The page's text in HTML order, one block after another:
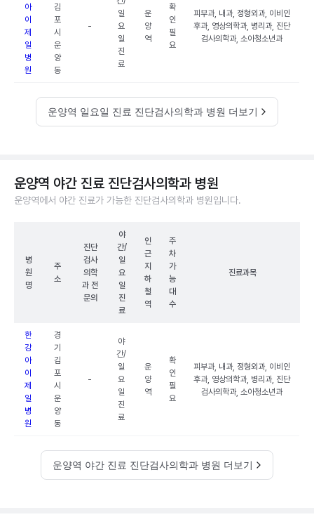
아
이
제
일
병
원
김
포
시
운
양
동
-
일
요
일
진
료
운
양
역
확
인
필
요
피부과, 내과, 정형외과, 이비인
후과, 영상의학과, 병리과, 진단
검사의학과, 소아청소년과
운양역 일요일 진료 진단검사의학과 병원 더보기
운양역 야간 진료 진단검사의학과 병원
운양역에서 야간 진료가 가능한 진단검사의학과 병원입니다.
병
원
명
주
소
진단
검사
의학
과 전
문의
야
간/
일
요
일
진
료
인
근
지
하
철
역
주
차
가
능
대
수
진료과목
한
강
아
이
제
일
병
원
경
기
김
포
시
운
양
동
-
야
간/
일
요
일
진
료
운
양
역
확
인
필
요
피부과, 내과, 정형외과, 이비인
후과, 영상의학과, 병리과, 진단
검사의학과, 소아청소년과
운양역 야간 진료 진단검사의학과 병원 더보기